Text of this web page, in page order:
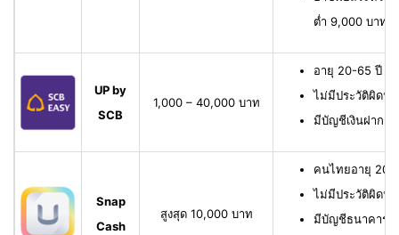
ต่ำ 9,000 บาทต่
UP by
SCB
1,000 – 40,000 บาท
อายุ 20-65 ปี เ
ไม่มีประวัติผิดนั
มีบัญชีเงินฝาก
Snap
Cash
สูงสุด 10,000 บาท
คนไทยอายุ 20-
ไม่มีประวัติผิดนั
มีบัญชีธนาคาร ห